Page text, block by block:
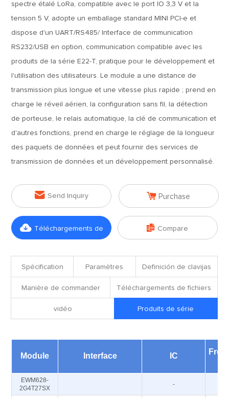
spectre étalé LoRa, compatible avec le port IO 3,3 V et la
tension 5 V, adopte un emballage standard MINI PCI-e et
dispose d'un UART/RS485/ Interface de communication
RS232/USB en option, communication compatible avec les
produits de la série E22-T, pratique pour le développement et
l'utilisation des utilisateurs. Le module a une distance de
transmission plus longue et une vitesse plus rapide ; prend en
charge le réveil aérien, la configuration sans fil, la détection
de porteuse, le relais automatique, la clé de communication et
d'autres fonctions, prend en charge le réglage de la longueur
des paquets de données et peut fournir des services de
transmission de données et un développement personnalisé.
 Send Inquiry  Purchase
 Téléchargements de  Compare
Spécification Paramètres Definición de clavijas
Manière de commander Téléchargements de fichiers
vidéo Produits de série
Module Interface IC
EWM628-
2G4T27SX
-